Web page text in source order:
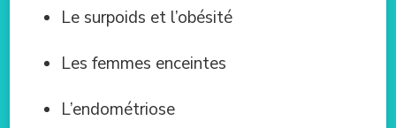
Le surpoids et l’obésité
Les femmes enceintes
L’endométriose